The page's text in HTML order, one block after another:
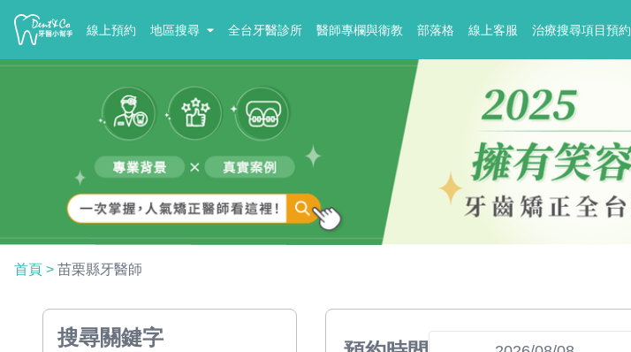
線上預約 地區搜尋 全台牙醫診所 醫師專欄與衛教 部落格 線上客服 治療搜尋項目預約
首頁 > 苗栗縣牙醫師
搜尋關鍵字